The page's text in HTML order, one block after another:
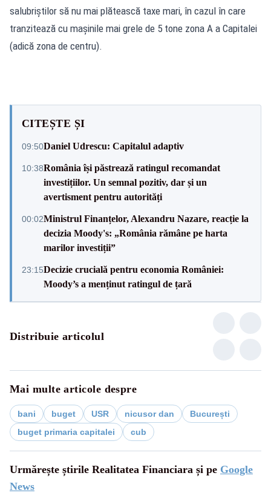
salubriștilor să nu mai plătească taxe mari, în cazul în care
tranzitează cu mașinile mai grele de 5 tone zona A a Capitalei
(adică zona de centru).
CITEȘTE ȘI
09:50Daniel Udrescu: Capitalul adaptiv
10:38România își păstrează ratingul recomandat
investițiilor. Un semnal pozitiv, dar și un
avertisment pentru autorități
00:02Ministrul Finanțelor, Alexandru Nazare, reacție la
decizia Moody's: „România rămâne pe harta
marilor investiții”
23:15Decizie crucială pentru economia României:
Moody’s a menținut ratingul de țară
Distribuie articolul
Mai multe articole despre
bani buget USR nicusor dan
București
buget primaria capitalei
cub
Urmărește știrile Realitatea Financiara și pe Google
News